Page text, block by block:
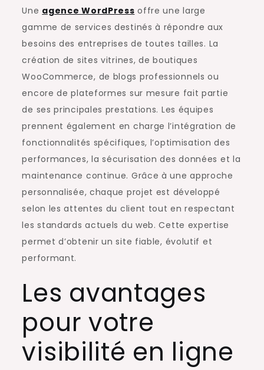
Une agence WordPress offre une large
gamme de services destinés à répondre aux
besoins des entreprises de toutes tailles. La
création de sites vitrines, de boutiques
WooCommerce, de blogs professionnels ou
encore de plateformes sur mesure fait partie
de ses principales prestations. Les équipes
prennent également en charge l’intégration de
fonctionnalités spécifiques, l’optimisation des
performances, la sécurisation des données et la
maintenance continue. Grâce à une approche
personnalisée, chaque projet est développé
selon les attentes du client tout en respectant
les standards actuels du web. Cette expertise
permet d’obtenir un site fiable, évolutif et
performant.
Les avantages
pour votre
visibilité en ligne